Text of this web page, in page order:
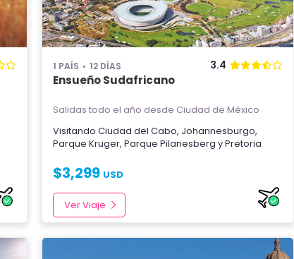
1 PAÍS 12 DÍAS 3.4
Ensueño Sudafricano
Salidas todo el año desde Ciudad de México
Visitando Ciudad del Cabo, Johannesburgo,
Parque Kruger, Parque Pilanesberg yPretoria
$3,299 USD
Ver Viaje